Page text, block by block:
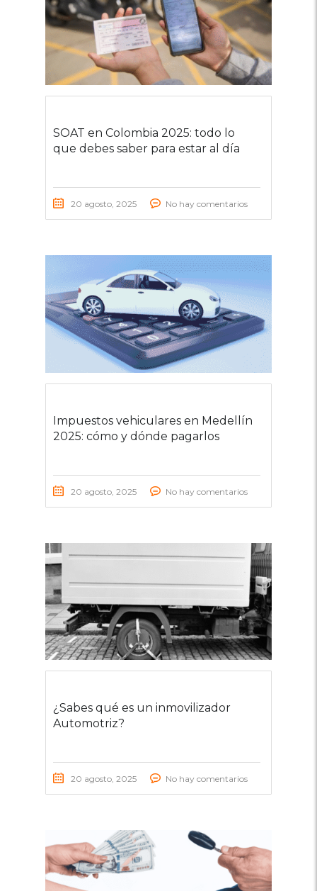
SOAT en Colombia 2025: todo lo
que debes saber para estar al día
20 agosto, 2025 No hay comentarios
Impuestos vehiculares en Medellín
2025: cómo y dónde pagarlos
20 agosto, 2025 No hay comentarios
¿Sabes qué es un inmovilizador
Automotriz?
20 agosto, 2025 No hay comentarios